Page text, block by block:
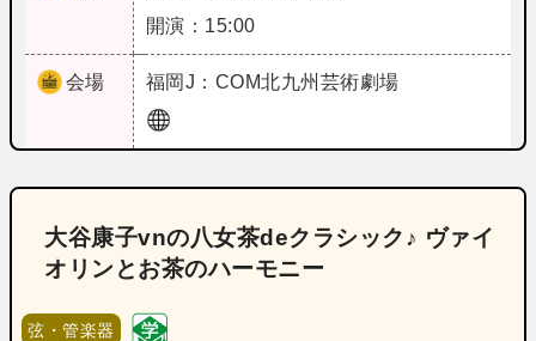
開演：15:00
会場 福岡 J：COM北九州芸術劇場
大谷康子vnの八女茶deクラシック♪ ヴァイ
オリンとお茶のハーモニー
弦・管楽器